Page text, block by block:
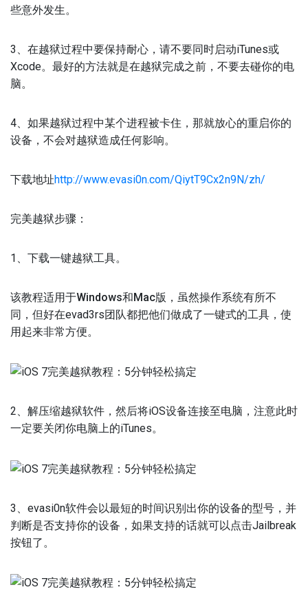
些意外发生。
3、在越狱过程中要保持耐心，请不要同时启动iTunes或
Xcode。最好的方法就是在越狱完成之前，不要去碰你的电
脑。
4、如果越狱过程中某个进程被卡住， 那就放心的重启你的
设备 ，不会对越狱造成任何影响。
下载地址http://www.evasi0n.com/QiytT9Cx2n9N/zh/
完美越狱步骤：
1、下载一键越狱工具。
该教程适用于Windows和Mac版 ，虽然操作系统有所不
同，但好在evad3rs团队都把他们做成了一键式的工具，使
用起来非常方便。
2、解压缩越狱软件，然后将iOS设备连接至电脑，注意此时
一定要关闭你电脑上的iTunes。
3、evasi0n软件会以最短的时间识别出你的设备的型号，并
判断是否支持你的设备，如果支持的话就可以点击Jailbreak
按钮了。